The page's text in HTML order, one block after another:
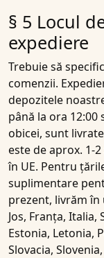
§ 5 Locul
expediere
Trebuie să
comenzii.
depozitele
până la ora 12:00
obicei, sunt
este de aprox. 1-
în UE. Pentru
suplimentare
prezent, livrăm în
Jos, Franța, Italia,
Estonia, Letonia,
Slovacia,